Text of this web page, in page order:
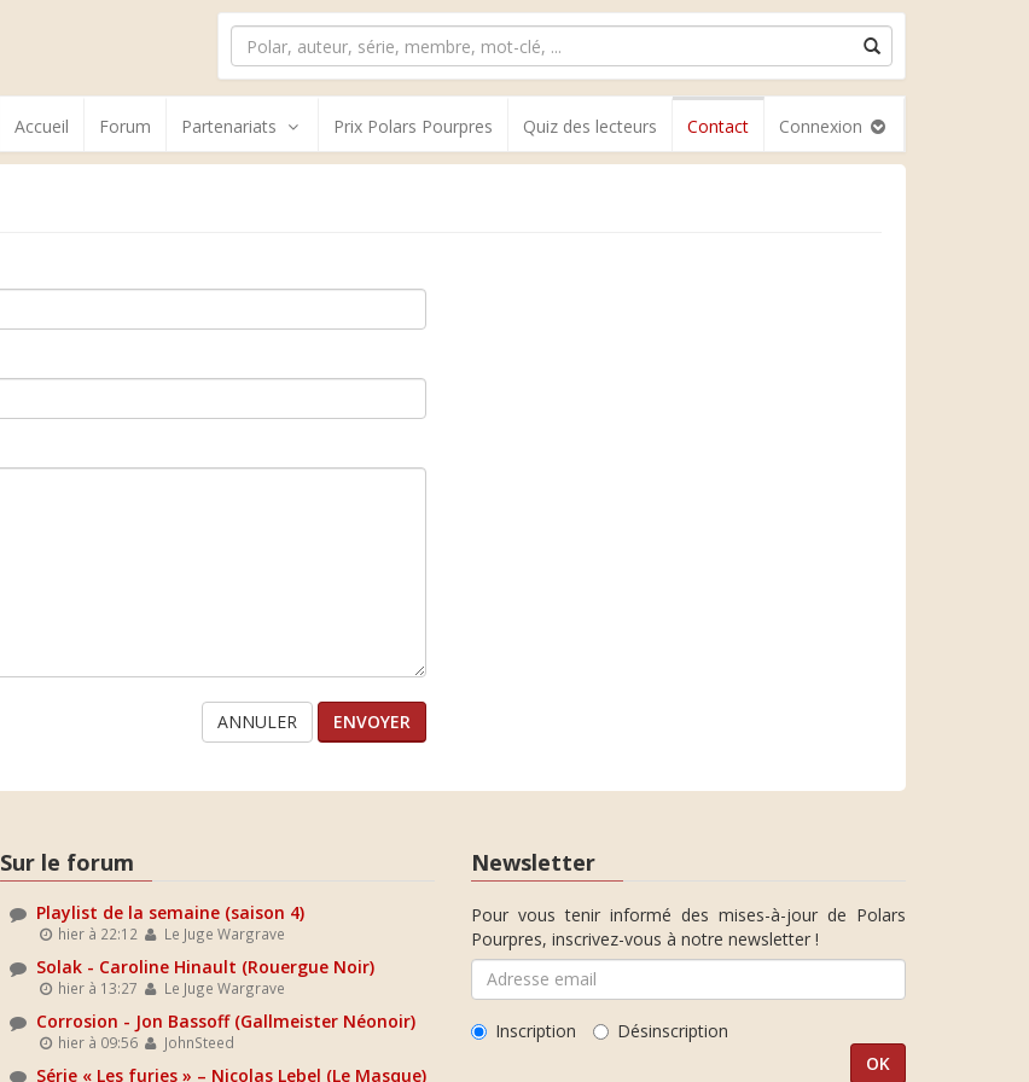
Accueil Forum Partenariats Prix Polars Pourpres Quiz des lecteurs Contact Connexion
ANNULER
Sur le forum
Playlist de la semaine (saison 4)
hier à 22:12 Le Juge Wargrave
Solak - Caroline Hinault (Rouergue Noir)
hier à 13:27 Le Juge Wargrave
Corrosion - Jon Bassoff (Gallmeister Néonoir)
hier à 09:56 JohnSteed
Série « Les furies » – Nicolas Lebel (Le Masque)
Newsletter
Pour vous tenir informé des mises-à-jour de Polars
Pourpres, inscrivez-vous à notre newsletter !
Inscription Désinscription